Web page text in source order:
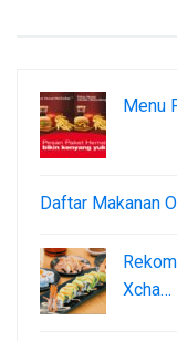
Menu
Daftar Makanan
Xcha…